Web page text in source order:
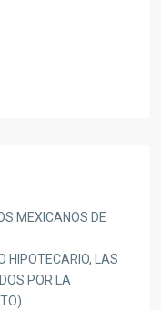
MEXICANOS DE
HIPOTECARIO, LAS
POR LA